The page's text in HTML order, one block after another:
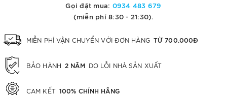
Gọi đặt mua: 0934 483 679
(miễn phí 8:30 - 21:30).
MIỄN PHÍ VẬN CHUYỂN VỚI ĐƠN HÀNG TỪ 700.000Đ
BẢO HÀNH 2 NĂM DO LỖI NHÀ SẢN XUẤT
CAM KẾT 100% CHÍNH HÃNG